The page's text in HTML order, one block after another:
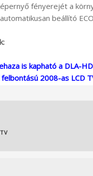
fényerejét a
beállító
is kapható a DLA-
felbontású 2008-as LCD
TV